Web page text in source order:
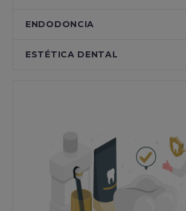
ENDODONCIA
ESTÉTICA DENTAL